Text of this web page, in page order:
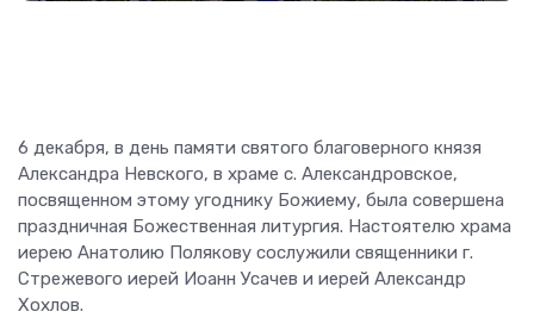
6 декабря, в день памяти святого благоверного князя
Александра Невского, в храме с. Александровское,
посвященном этому угоднику Божиему, была совершена
праздничная Божественная литургия. Настоятелю храма
иерею Анатолию Полякову сослужили священники г.
Стрежевого иерей Иоанн Усачев и иерей Александр
Хохлов.